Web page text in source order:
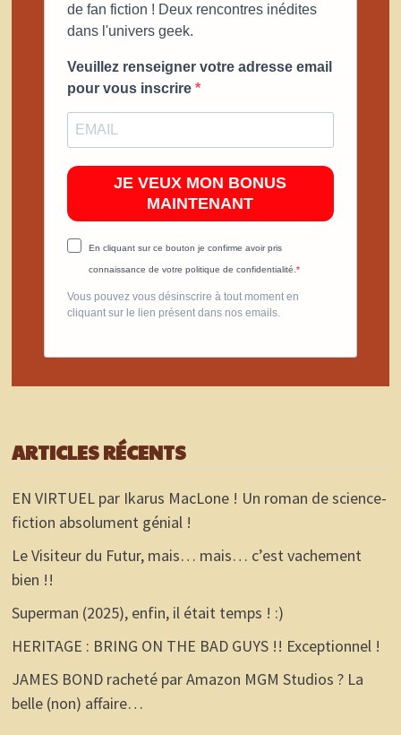
de fan fiction ! Deux rencontres inédites
dans l'univers geek.
Veuillez renseigner votre adresse email
pour vous inscrire
JE VEUX MON BONUS
MAINTENANT
En cliquant sur ce bouton je confirme avoir pris
connaissance de votre politique de confidentialité.
Vous pouvez vous désinscrire à tout moment en
cliquant sur le lien présent dans nos emails.
ARTICLES RÉCENTS
EN VIRTUEL par Ikarus MacLone ! Un roman de science-
fiction absolument génial !
Le Visiteur du Futur, mais… mais… c’est vachement
bien !!
Superman (2025), enfin, il était temps ! :)
HERITAGE : BRING ON THE BAD GUYS !! Exceptionnel !
JAMES BOND racheté par Amazon MGM Studios ? La
belle (non) affaire…